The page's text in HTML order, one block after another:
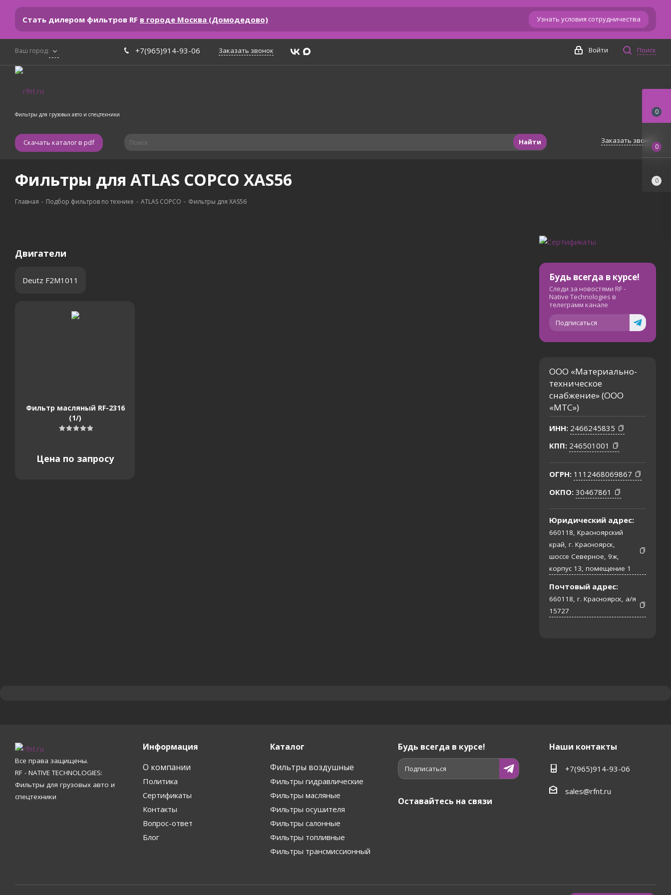
Стать дилером фильтров RF в городе Москва (Домодедово) Узнать условия сотрудничества
Ваш город: +7(965)914-93-06 Заказать звонок Поиск
Войти
Фильтры для грузовых авто и спецтехники
Скачать каталог в pdf Найти Заказать звонок
Фильтры для ATLAS COPCO XAS56
Главная - Подбор фильтров по технике - ATLAS COPCO - Фильтры для XAS56
Двигатели
Deutz F2M1011
Фильтр масляный RF-2316
(1/)
Цена по запросу
Будь всегда в курсе!
Следи за новостями RF -
Native Technologies в
телеграмм канале
Подписаться
ООО «Материально-
техническое
снабжение» (ООО
«МТС»)
ИНН: 2466245835
КПП: 246501001
ОГРН: 1112468069867
ОКПО: 30467861
Юридический адрес:
660118, Красноярский
край, г. Красноярск,
шоссе Северное, 9ж,
корпус 13, помещение 1
Почтовый адрес:
660118, г. Красноярск, а/я
15727
Все права защищены.
RF - NATIVE TECHNOLOGIES:
Фильтры для грузовых авто и
спецтехники
Информация
О компании
Политика
Сертификаты
Контакты
Вопрос-ответ
Блог
Каталог
Фильтры воздушные
Фильтры гидравлические
Фильтры масляные
Фильтры осушителя
Фильтры салонные
Фильтры топливные
Фильтры трансмиссионный
Будь всегда в курсе!
Подписаться
Оставайтесь на связи
Наши контакты
+7(965)914-93-06
sales@rfnt.ru
0
0
0